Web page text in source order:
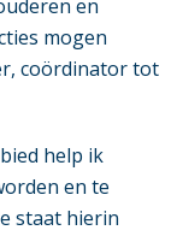
en
mogen
coördinator tot
help ik
en te
staat hierin